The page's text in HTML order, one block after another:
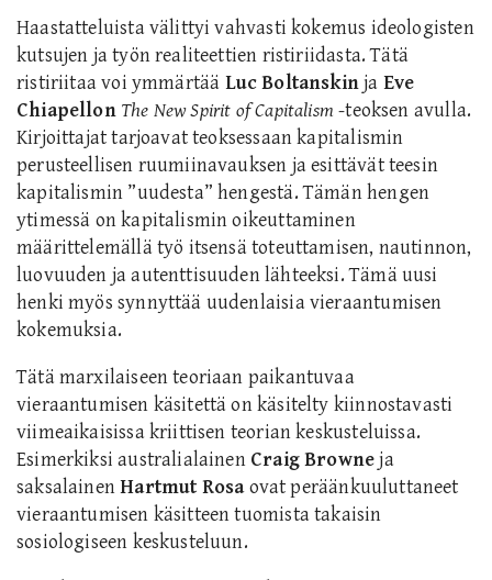
Haastatteluista välittyi vahvasti kokemus ideologisten
kutsujen ja työn realiteettien ristiriidasta. Tätä
ristiriitaa voi ymmärtää Luc Boltanskinja Eve
Chiapellon The New Spirit of Capitalism -teoksen avulla.
Kirjoittajat tarjoavat teoksessaan kapitalismin
perusteellisen ruumiinavauksen ja esittävät teesin
kapitalismin ”uudesta” hengestä. Tämän hengen
ytimessä on kapitalismin oikeuttaminen
määrittelemällä työ itsensä toteuttamisen, nautinnon,
luovuuden ja autenttisuuden lähteeksi. Tämä uusi
henki myös synnyttää uudenlaisia vieraantumisen
kokemuksia.
Tätä marxilaiseen teoriaan paikantuvaa
vieraantumisen käsitettä on käsitelty kiinnostavasti
viimeaikaisissa kriittisen teorian keskusteluissa.
Esimerkiksi australialainenCraig Browneja
saksalainenHartmut Rosaovat peräänkuuluttaneet
vieraantumisen käsitteen tuomista takaisin
sosiologiseen keskusteluun.